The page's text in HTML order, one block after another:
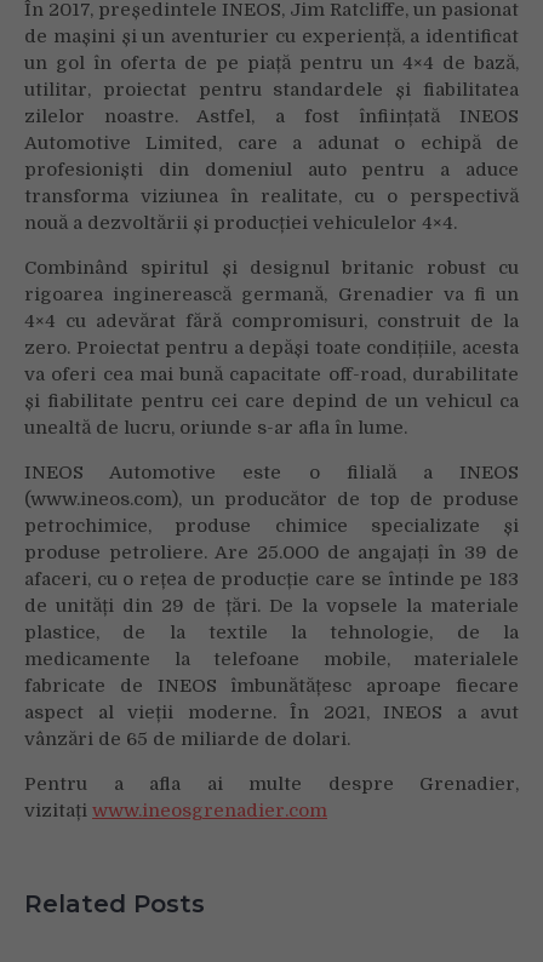
În 2017, președintele INEOS, Jim Ratcliffe, un pasionat
de mașini și un aventurier cu experiență, a identificat
un gol în oferta de pe piață pentru un 4×4 de bază,
utilitar, proiectat pentru standardele și fiabilitatea
zilelor noastre. Astfel, a fost înființată INEOS
Automotive Limited, care a adunat o echipă de
profesioniști din domeniul auto pentru a aduce
transforma viziunea în realitate, cu o perspectivă
nouă a dezvoltării și producției vehiculelor 4×4.
Combinând spiritul și designul britanic robust cu
rigoarea inginerească germană, Grenadier va fi un
4×4 cu adevărat fără compromisuri, construit de la
zero. Proiectat pentru a depăși toate condițiile, acesta
va oferi cea mai bună capacitate off-road, durabilitate
și fiabilitate pentru cei care depind de un vehicul ca
unealtă de lucru, oriunde s-ar afla în lume.
INEOS Automotive este o filială a INEOS
(www.ineos.com), un producător de top de produse
petrochimice, produse chimice specializate și
produse petroliere. Are 25.000 de angajați în 39 de
afaceri, cu o rețea de producție care se întinde pe 183
de unități din 29 de țări. De la vopsele la materiale
plastice, de la textile la tehnologie, de la
medicamente la telefoane mobile, materialele
fabricate de INEOS îmbunătățesc aproape fiecare
aspect al vieții moderne. În 2021, INEOS a avut
vânzări de 65 de miliarde de dolari.
Pentru a afla ai multe despre Grenadier,
vizitați www.ineosgrenadier.com
Related Posts